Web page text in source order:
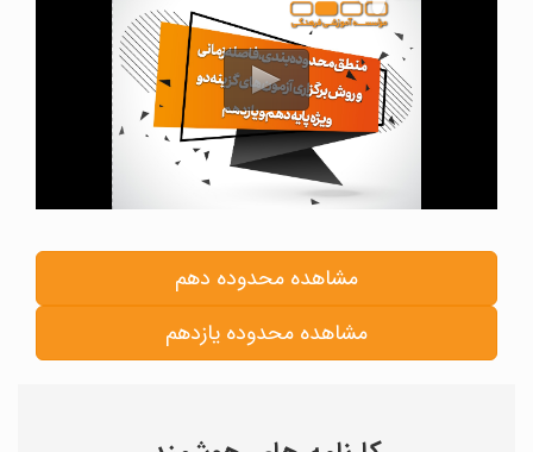
مشاهده محدوده دهم
مشاهده محدوده یازدهم